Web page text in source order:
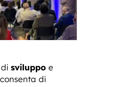
sviluppo e
di